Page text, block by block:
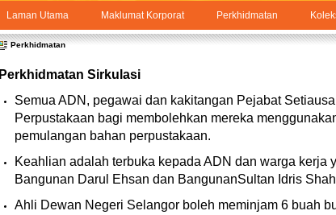
PPSUKSEL
Perkhidmatan
Laman Utama Maklumat Korporat Perkhidmatan
Perkhidmatan
Perkhidmatan Sirkulasi
Semua ADN, pegawai dan kakitangan Pejabat
Perpustakaan bagi membolehkan mereka
pemulangan bahan perpustakaan.
Keahlian adalah terbuka kepada ADN dan warga
Bangunan Darul Ehsan dan BangunanSultan Idris
Ahli Dewan Negeri Selangor boleh meminjam 6 buah